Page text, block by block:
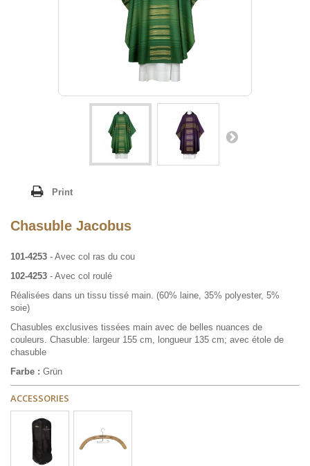
Print
Chasuble Jacobus
101-4253 - Avec col ras du cou
102-4253 - Avec col roulé
Réalisées dans un tissu tissé main. (60% laine, 35% polyester, 5%
soie)
Chasubles exclusives tissées main avec de belles nuances de
couleurs. Chasuble: largeur 155 cm, longueur 135 cm; avec étole de
chasuble
Farbe : Grün
ACCESSORIES